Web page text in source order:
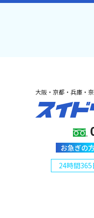
大阪・京都・兵庫・
お急ぎの
24時間